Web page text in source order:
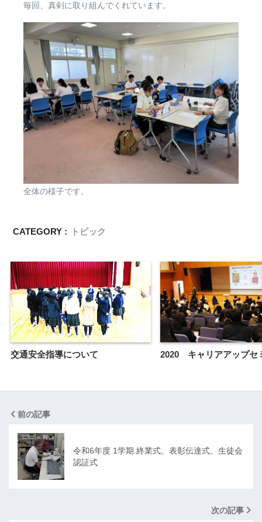
毎回、真剣に取り組んでくれています。
全体の様子です。
CATEGORY : トピック
交通安全指導について 2020 キャリアアップセ
前の記事
令和6年度 1学期 終業式、表彰伝達式、生徒会
認証式
次の記事